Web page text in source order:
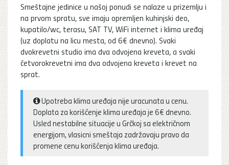
Smeštajne jedinice u našoj ponudi se nalaze u prizemlju i
na prvom spratu, sve imaju opremljen kuhinjski deo,
kupatilo/wc, terasu, SAT TV, WiFi internet i klima uređaj
(uz doplatu na licu mesta, od 6€ dnevno). Svaki
dvokrevetni studio ima dva odvojena kreveta, a svaki
četvorokrevetni ima dva odvojena kreveta i krevet na
sprat.
Upotreba klima uređaja nije uracunata u cenu.
Doplata za korišćenje klima uređaja je 6€ dnevno.
Usled nestabilne situacije u Grčkoj sa električnom
energijom, vlasicni smeštaja zadržavaju pravo da
promene cenu korišćenja klima uređaja.